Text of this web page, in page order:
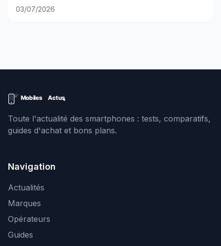
03/07/2026
Toute l'actualité des smartphones : tests, comparatifs,
guides d'achat et bons plans.
Navigation
Actualités
Marques
Opérateurs
Guides